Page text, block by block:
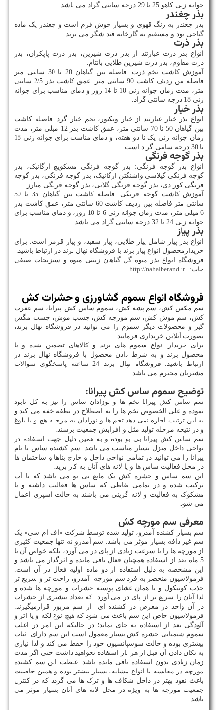
جوانه زنی کاهو 25 تا 29 درجه سانتی گراد می باشد.
بذر چغندر
بذر چغندر به رنگ قهوی و بسیار خوش فرم است و چغندر یک ماده
گیاحی بود و مستقیم به گارخانه قند شگر می برند.
بذر ذرت
انواع بذر ذرت عبارتند از بذر ذرت شیرین، بذر ذرت پاپکران، بذر
ذرت مقاوم، بذر ذرت شیرین طلایی بانتام.
آموزش کاشت تخم ذرت: فاصله بین گیاهان 20 تا 30 سانتی متر
فاصله بین ردیف کاشت 90 سانتی متر. عمق کاشت بذر 2/5 سانتی
متر، مدت زمان جوانه زنی 10 تا 14 روز و دمای مناسب برای جوانه
زنی 18 درجه سانتی گراد.
بذر خیار
انواع بذر خیار عبارتند از خیار ویکتور، تخم خیار گرد. فاصله کاشت
بین گیاهان 50 تا 70 سانتی متر، عمق کاشت بذر 12 میلی متر، مدت
زمان جوانه زنی یک تا دو هفته، و دمای مناسب برای جوانه زنی 18
تا 30 درجه سانتی گراد است.
بذر گوجه فرنگی
انواع بذر گوجه فرنگی: بذر گوجه فرنگی مسکویچ ارگانیک، بذر
گوجه فرنگی گیلاسی واشنگتن ارگانیک، بذر گوجه فرنگی، بذر گوجه
فرنگی کور دی، بذر گوجه فرنگی گلابی، بذر گوجه فرنگی مبارز.
آموزش کاشت گوجه فرنگی: فاصله کاشت بین گیاهان 35 تا 50
سانتی متر فاصله بین ردیف کاشت 60 سانتی متر، عمق کاشت بذر
6 میلی متر، مدت زمان جوانه زنی 6 تا 10 روز، و دمای مناسب برای
جوانه زنی 24 تا 32 درجه سانتی گراد می باشد.
بذر پیاز
انواع بذر پیاز شامل پیاز طلایی، پیاز سفید، و پیاز قرمز است. برای
خریدارمحصول انواع پیاز برند با فروشگاه نهال برند در ارتباط باشید.
فروشگاه انواع بذر میوه گل گیاهان زینتی میوه و سبزیجات صیفی
جات: http://nahalberand.ir
فروشگاه انواع سموم گشاورزی و حشرات کش
سم مکس کش، سم پشه کش، سموم ساس کش پیرانا، سم عقرب
کش، سم موش کش، سم مورچه کش، چسب موش، چسب مگس
گیر و محصولات دیگر سموم را می توانید در فروشگاه نهال برند،
بصورت آنلاین خریداری فرمایید.
برای خریدار انواع سموم های برند و کالاهای تضمین شده و با
محصول برند و به شرط دادن محصول با فروشگاه نهال برند در
ارتباط باشید. فروشگاه نهال برند 24 ساعته پاسخگوی سوالات
مشتریان محترم می باشد.
توضیح سموم ساس کش پیرانا:
سم ساس کش پیرانا تخم ها و نوزادان ساس را نیز به کل نابود
نموده و علی الخصوص تخم ها را به اصطلاح در نطفه خفه می کند و
به این ترتیب اجازه نمی دهد تخم ها و نوزادان به مرحله هچ و یا بلوغ
و در نتیجه مرحله تولید مثل و افزایش جمعیت برسند.
سم ساس کش پیرانا بی بو بوده و به همین دلیل جهت استفاده در
نواحی داخل منزل بسیار مناسب می باشد. سم کشنده ساس با نام
پیرانا را می توانید در تمامی نواحی داخل و خارج بناها و ساختمان ها
در محل فعالیت ساس ها و یا لانه های آنان به کار برید.
این سم ساس و حشره کش یک مایع بی بو می باشد که با آب
ترکیب شده و در تمامی نقاطی که ساس ها فعالیت داشته و یا
مشکوک به فعالیت و لانه گزینی می باشند به حالت اسپری اعمال
می شود
معرفی سم مورچه کش
سم بسیار کشنده آمدرو، تولید شده توسط شرکت «اف ام سی» یک
سم غیر دافه بسیار موثر می باشد. سم آمدرو نه تنها جمعیت کثیری
از مورچه ها را با سرعت زیادی از پای در می آورد، بلکه خواص آن تا
5 ماه بعد از استفاده همچنان فعال باقی مانده و اثرگذار می باشد و
این مشخصه به دلیل استفاده از دو ماده اولیه فعال در آن است.
فرمولاسیون منحصر به فرد سم مورچه آمدرو، راحت تر و سریع تر
جذب کوتیکول و یا همان غشای پوسته حشرات و مورچه ها شده و
لذا آنان را سریع تر از پای در می آورد که تعداد بیشتری از حشرات
در آن واحد در معرض دز کشنده ای از سم مزبور قرارمیگیرند.
فرمولاسیون خاص این سم باعث می شود که هیچ نوع لکه و یا اثر و
آلودگی بعد از استفاده به جای نماند؛ در حالیکه این امر در اغلب
سموم شیمیایی حشره کش بسیار معمول است این سم دارای ثبات
بیشتری بوده و حالت سوسپانسیون خود را حفظ می کند و لذا نیازی
به تکان دادن آن قبل از هر بار استفاده نخواهید داشت حتی اگر مدت
زمان زیادی بدون استفاده باقی مانده باشد. غلظت این سم کشنده
مورچه در مقایسه با انواع مشابه، بسیار بیشتر بوده و همین خاصیت
باعث نفوذ بهتر در داخل شکاف ها و ترک ها می گردد که در کنترل
جمعیت مورچه ها به ویژه در محل لانه های آنان بسیار موثر می
باشد.